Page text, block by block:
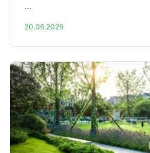
...
20.06.2026